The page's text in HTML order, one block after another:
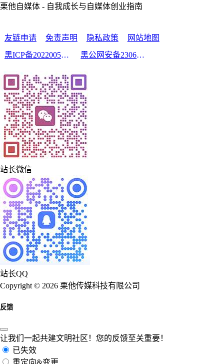
栗他自媒体 - 自我成长与自媒体创业指南
友链申请 免责声明 隐私政策
网站地图
黑ICP备2022005210号-2
黑公网安备23060302000213号
站长微信
站长QQ
Copyright © 2026 栗他传媒科技有限公司
反馈
让我们一起共建文明社区！您的反馈至关重要！
已失效
重定向&变更